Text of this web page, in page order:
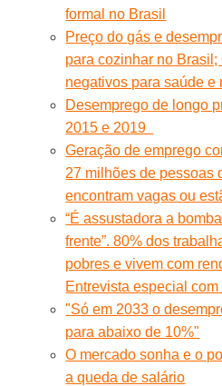
formal no Brasil
Preço do gás e
para cozinhar no
negativos para saúde e
Desemprego de longo
2015 e 2019
Geração de emprego
27 milhões de pessoas
encontram vagas ou
“É assustadora a
frente”. 80% dos
pobres e vivem com
Entrevista especial
"Só em 2033 o
para abaixo de 10%"
O mercado sonha e o
a queda de salário